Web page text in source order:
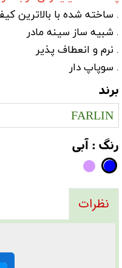
. ساخته شده با بالاترین
. شبیه ساز سینه مادر
. نرم و انعطاف پذیر
. سوپاپ دار
برند
FARLIN
رنگ : آبی
نظرات